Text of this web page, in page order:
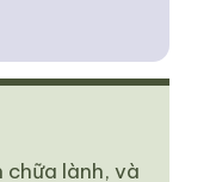
chữa lành, và